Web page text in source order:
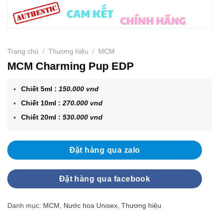
Trang chủ / Thương hiệu / MCM
MCM Charming Pup EDP
Chiết 5ml :150.000 vnd
Chiết 10ml :270.000 vnd
Chiết 20ml :530.000 vnd
Đặt hàng qua zalo
Đặt hàng qua facebook
Danh mục: MCM Nước hoa Unisex Thương hiệu